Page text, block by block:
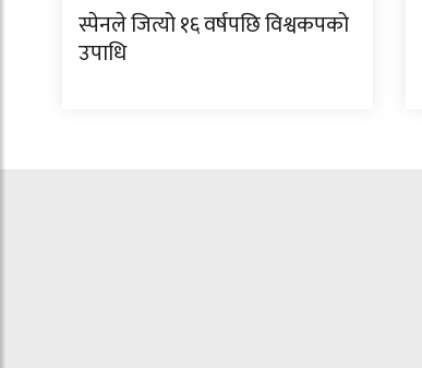
स्पेनले जित्यो १६ वर्षपछि विश्वकपको
उपाधि